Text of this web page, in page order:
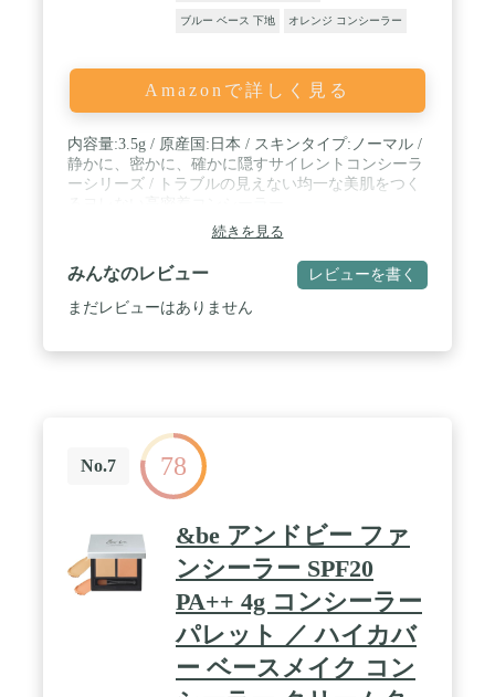
ブルー ベース 下地 オレンジ コンシーラー
Amazonで詳しく見る
内容量:3.5g / 原産国:日本 / スキンタイプ:ノーマル /
静かに、密かに、確かに隠すサイレントコンシーラ
ーシリーズ / トラブルの見えない均一な美肌をつく
続きを見る
みんなのレビュー レビューを書く
まだレビューはありません
No.7 78
&be アンドビー ファ
ンシーラー SPF20
PA++ 4g コンシーラー
パレット ／ ハイカバ
ー ベースメイク コン